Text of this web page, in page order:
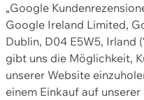
„Google
Google Ireland Limited,
Dublin, D04 E5W5, Irland
gibt uns die Möglichkeit,
unserer Website
einem Einkauf auf